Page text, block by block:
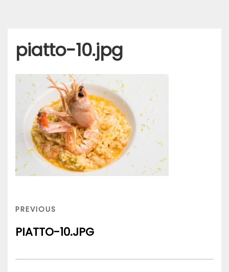
piatto-10.jpg
articoli
PREVIOUS
PREVIOUS
PIATTO-10.JPG